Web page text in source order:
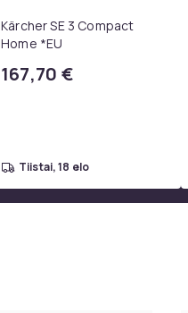
Kärcher SE 3 Compact
Home *EU
167,70 €
tiistai, 18 elo